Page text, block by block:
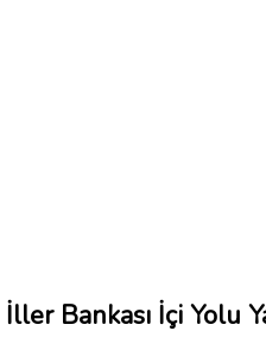
İller Bankası İçi Yolu